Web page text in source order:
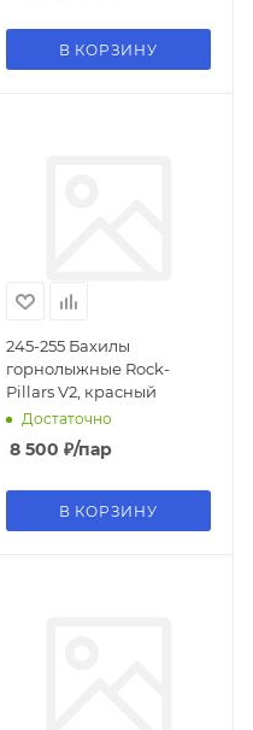
В КОРЗИНУ
245-255 Бахилы
горнолыжные Rock-
Pillars V2, красный
Достаточно
8 500 ₽/пар
В КОРЗИНУ